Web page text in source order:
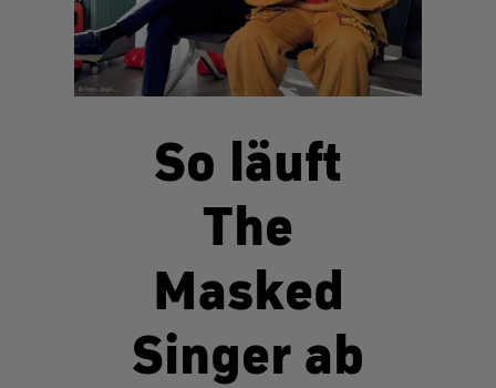
So läuft
The
Masked
Singer ab